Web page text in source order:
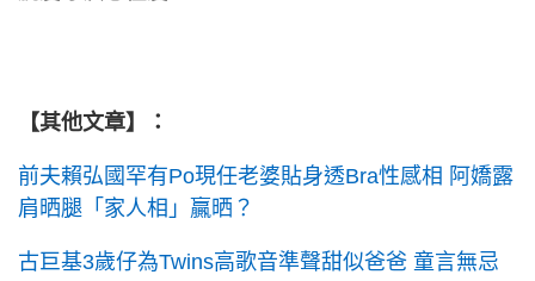
【其他文章】：
前夫賴弘國罕有Po現任老婆貼身透Bra性感相 阿嬌露
肩晒腿「家人相」贏晒？
古巨基3歲仔為Twins高歌音準聲甜似爸爸 童言無忌